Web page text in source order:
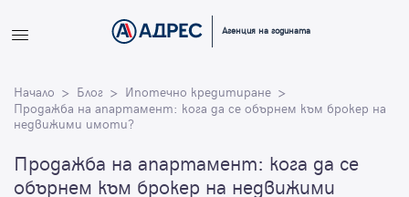
Агенция на годината
Начало Блог
Ипотечно кредитиране
Продажба на апартамент: кога да се обърнем към брокер на
недвижими имоти?
Продажба на апартамент: кога да се
обърнем към брокер на недвижими
Вход
получите по-подробна информация.